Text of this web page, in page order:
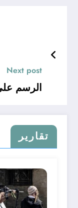
Next post
الرسم
تقارير